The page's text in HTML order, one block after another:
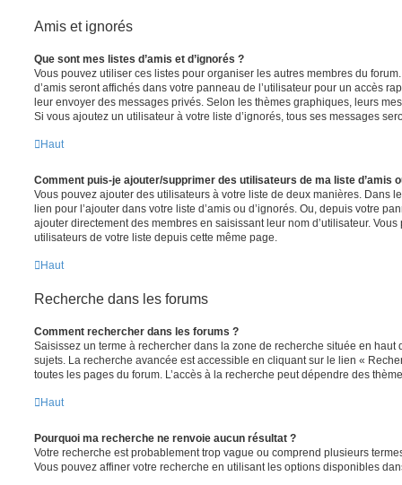
Amis et ignorés
Que sont mes listes d’amis et d’ignorés ?
Vous pouvez utiliser ces listes pour organiser les autres membres du
d’amis seront affichés dans votre panneau de l’utilisateur pour un accès
leur envoyer des messages privés. Selon les thèmes graphiques, leurs
Si vous ajoutez un utilisateur à votre liste d’ignorés, tous ses messages
Haut
Comment puis-je ajouter/supprimer des utilisateurs de ma liste d’amis
Vous pouvez ajouter des utilisateurs à votre liste de deux manières. Dans
lien pour l’ajouter dans votre liste d’amis ou d’ignorés. Ou, depuis votre
ajouter directement des membres en saisissant leur nom d’utilisateur.
utilisateurs de votre liste depuis cette même page.
Haut
Recherche dans les forums
Comment rechercher dans les forums ?
Saisissez un terme à rechercher dans la zone de recherche située en haut
sujets. La recherche avancée est accessible en cliquant sur le lien «
toutes les pages du forum. L’accès à la recherche peut dépendre des
Haut
Pourquoi ma recherche ne renvoie aucun résultat ?
Votre recherche est probablement trop vague ou comprend plusieurs
Vous pouvez affiner votre recherche en utilisant les options disponibles